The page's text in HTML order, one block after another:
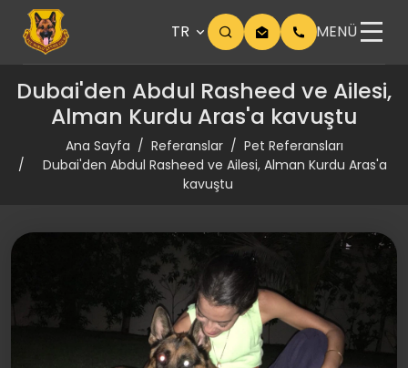
TR MENÜ
Dubai'den Abdul Rasheed ve Ailesi,
Alman Kurdu Aras'a kavuştu
Ana Sayfa Referanslar
Pet Referansları
Dubai'den Abdul Rasheed ve Ailesi, Alman Kurdu Aras'a
kavuştu